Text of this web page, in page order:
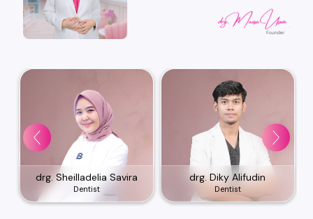
drg. Sheilladelia Savira
Dentist
drg. Diky Alifudin
Dentist